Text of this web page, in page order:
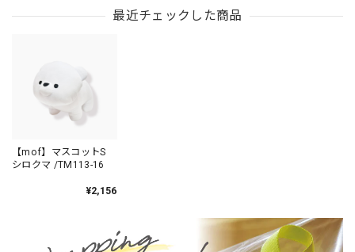
最近チェックした商品
【mof】マスコットS
シロクマ /TM113-16
¥2,156